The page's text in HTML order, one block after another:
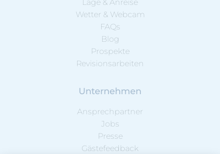
Lage & Anreise
Wetter & Webcam
FAQs
Blog
Prospekte
Revisionsarbeiten
Unternehmen
Ansprechpartner
Jobs
Presse
Gästefeedback